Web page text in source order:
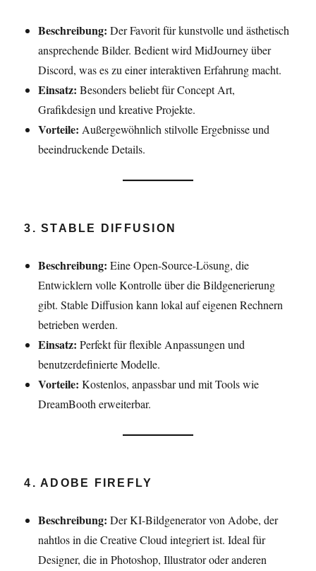
Beschreibung: Der Favorit für kunstvolle und ästhetisch
ansprechende Bilder. Bedient wird MidJourney über
Discord, was es zu einer interaktiven Erfahrung macht.
Einsatz: Besonders beliebt für Concept Art,
Grafikdesign und kreative Projekte.
Vorteile: Außergewöhnlich stilvolle Ergebnisse und
beeindruckende Details.
3. STABLE DIFFUSION
Beschreibung: Eine Open-Source-Lösung, die
Entwicklern volle Kontrolle über die Bildgenerierung
gibt. Stable Diffusion kann lokal auf eigenen Rechnern
betrieben werden.
Einsatz: Perfekt für flexible Anpassungen und
benutzerdefinierte Modelle.
Vorteile: Kostenlos, anpassbar und mit Tools wie
DreamBooth erweiterbar.
4. ADOBE FIREFLY
Beschreibung: Der KI-Bildgenerator von Adobe, der
nahtlos in die Creative Cloud integriert ist. Ideal für
Designer, die in Photoshop, Illustrator oder anderen